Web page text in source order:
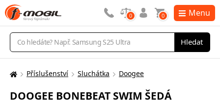
Vyhledávání
Hledat
0 0 Menu
Zde
nacházíte:
Příslušenství Sluchátka Doogee
DOOGEE BONEBEAT SWIM ŠEDÁ